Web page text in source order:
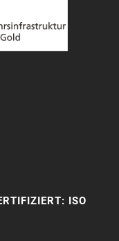
ISO